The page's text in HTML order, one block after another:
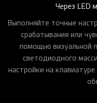
Через LED
Выполняйте точные
срабатывания или
помощью визуальной
светодиодного
настройки на